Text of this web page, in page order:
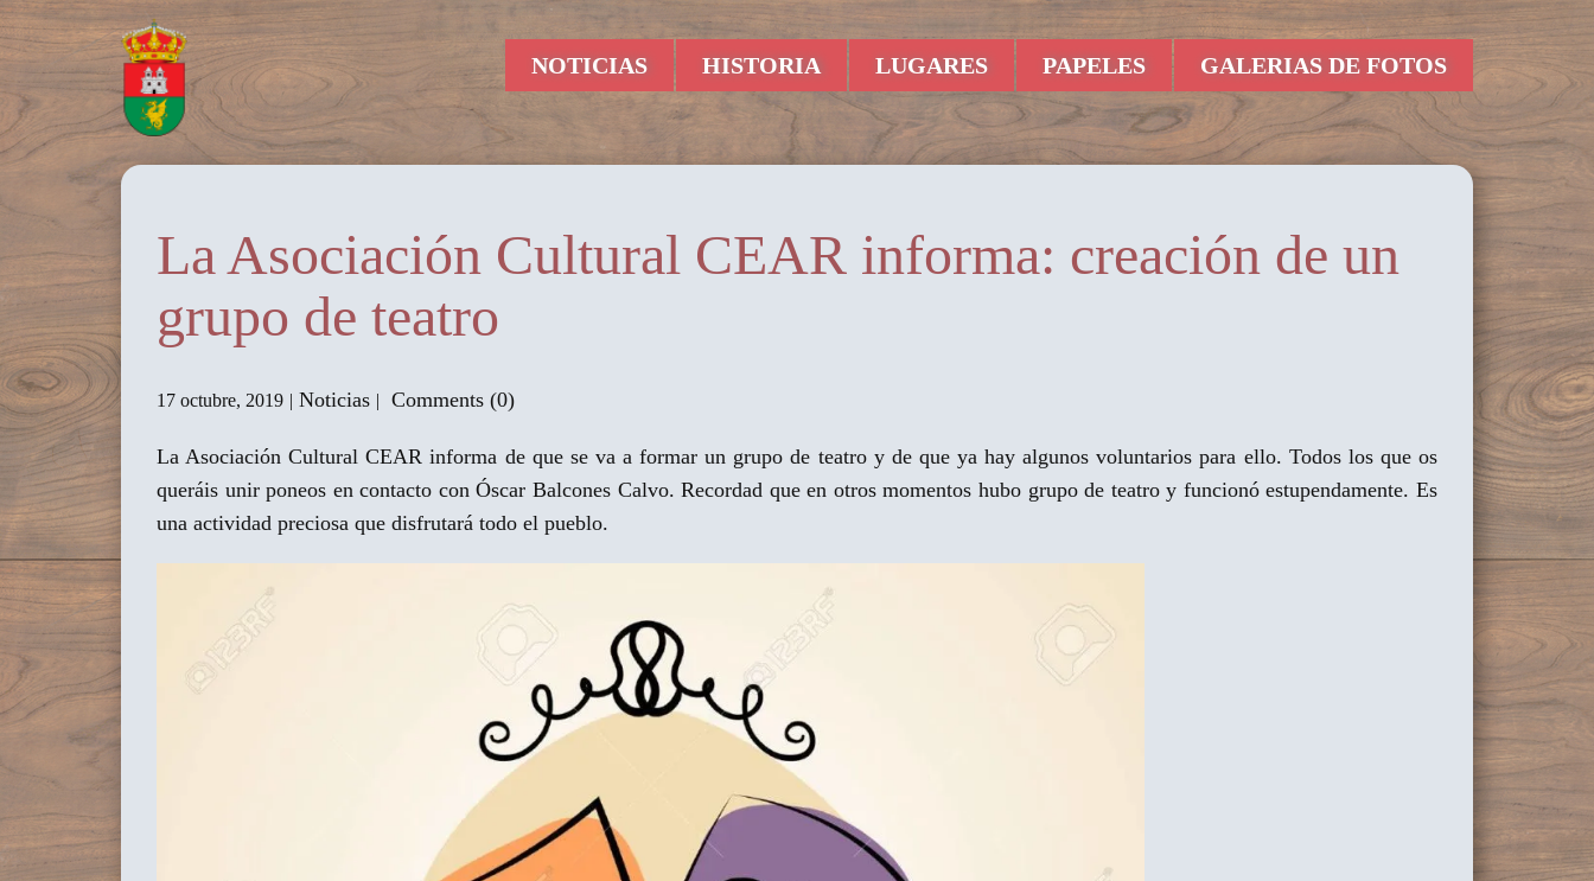
NOTICIAS HISTORIA LUGARES PAPELES GALERIAS DE FOTOS
La Asociación Cultural CEAR informa: creación de un
grupo de teatro
17 octubre, 2019 Noticias Comments (0)
La Asociación Cultural CEAR informa de que se va a formar un grupo de teatro y de que ya hay algunos voluntarios para ello. Todos los que os
queráis unir poneos en contacto con Óscar Balcones Calvo. Recordad que en otros momentos hubo grupo de teatro y funcionó estupendamente. Es
una actividad preciosa que disfrutará todo el pueblo.